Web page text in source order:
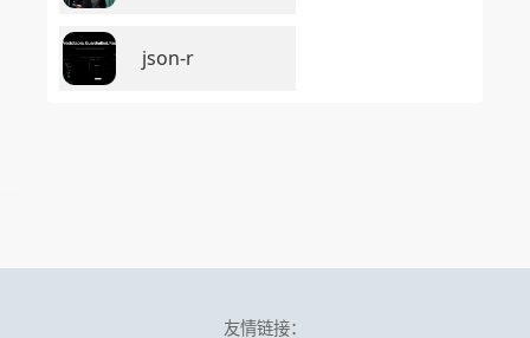
json-r
友情链接：